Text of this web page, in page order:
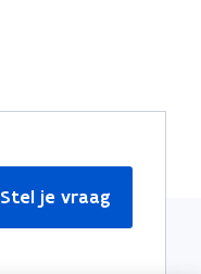
Stel je vraag